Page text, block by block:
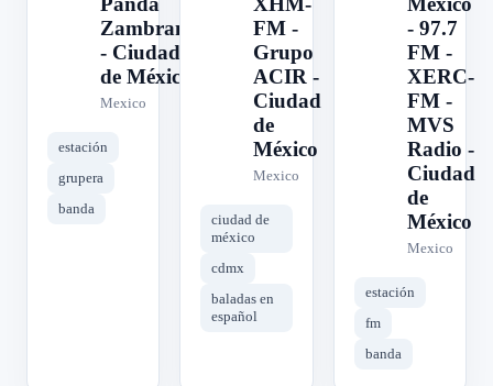
Zambrano
- Ciudad
de México
Mexico
estación
grupera
banda
FM -
Grupo
ACIR -
Ciudad
de
México
Mexico
ciudad de
méxico
cdmx
baladas en
español
- 97.7
FM -
XERC-
FM -
MVS
Radio -
Ciudad
de
México
Mexico
estación
fm
banda